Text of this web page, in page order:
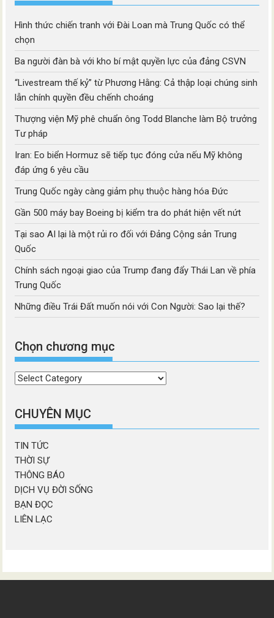
Hình thức chiến tranh với Đài Loan mà Trung Quốc có thể
chọn
Ba người đàn bà với kho bí mật quyền lực của đảng CSVN
“Livestream thế kỷ” từ Phương Hằng: Cả thập loại chúng sinh
lẫn chính quyền đều chếnh choáng
Thượng viện Mỹ phê chuẩn ông Todd Blanche làm Bộ trưởng
Tư pháp
Iran: Eo biển Hormuz sẽ tiếp tục đóng cửa nếu Mỹ không
đáp ứng 6 yêu cầu
Trung Quốc ngày càng giảm phụ thuộc hàng hóa Đức
Gần 500 máy bay Boeing bị kiểm tra do phát hiện vết nứt
Tại sao AI lại là một rủi ro đối với Đảng Cộng sản Trung
Quốc
Chính sách ngoại giao của Trump đang đẩy Thái Lan về phía
Trung Quốc
Những điều Trái Đất muốn nói với Con Người: Sao lại thế?
Chọn chương mục
Chọn
mục
CHUYÊN MỤC
TIN TỨC
THỜI SỰ
THÔNG BÁO
DỊCH VỤ ĐỜI SỐNG
BẠN ĐỌC
LIÊN LẠC